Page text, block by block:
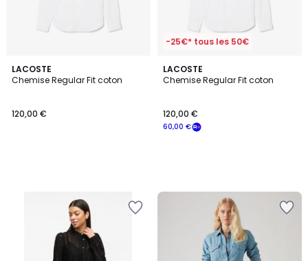
LACOSTE
Chemise Regular Fit coton
120,00 €
-25€* tous les 50€
LACOSTE
Chemise Regular Fit coton
60,00 €
120,00 €